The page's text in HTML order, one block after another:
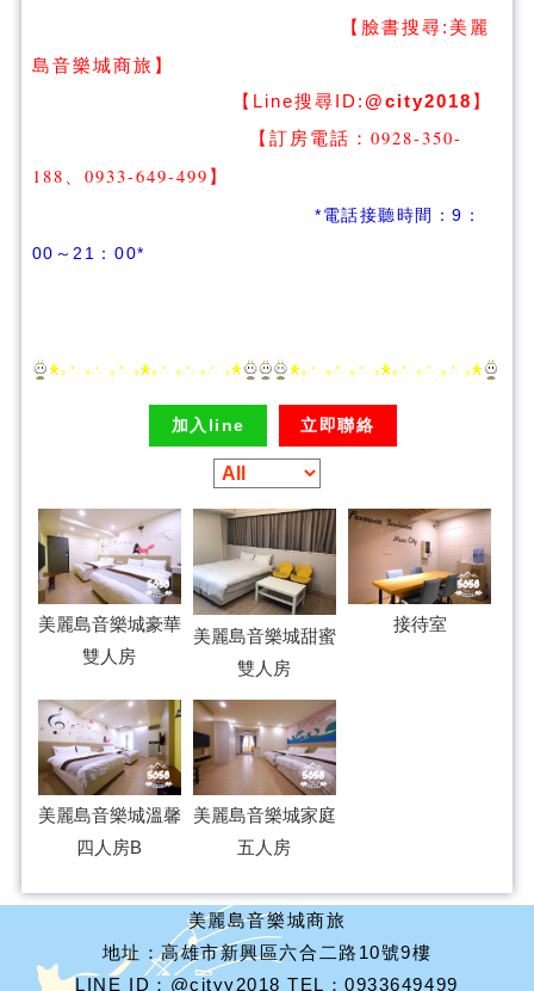
【臉書搜尋: 美麗
島音樂城商旅 】
【Line搜尋ID:@city2018 】
【訂房電話：0928-350-
188、0933-649-499 】
*電話接聽時間：9：
00～21：00*
加入line 立即聯絡
美麗島音樂城豪華
雙人房
美麗島音樂城甜蜜
雙人房
接待室
美麗島音樂城溫馨
四人房B
美麗島音樂城家庭
五人房
美麗島音樂城商旅
地址：高雄市新興區六合二路10號9樓
LINE ID：@cityy2018 TEL：0933649499